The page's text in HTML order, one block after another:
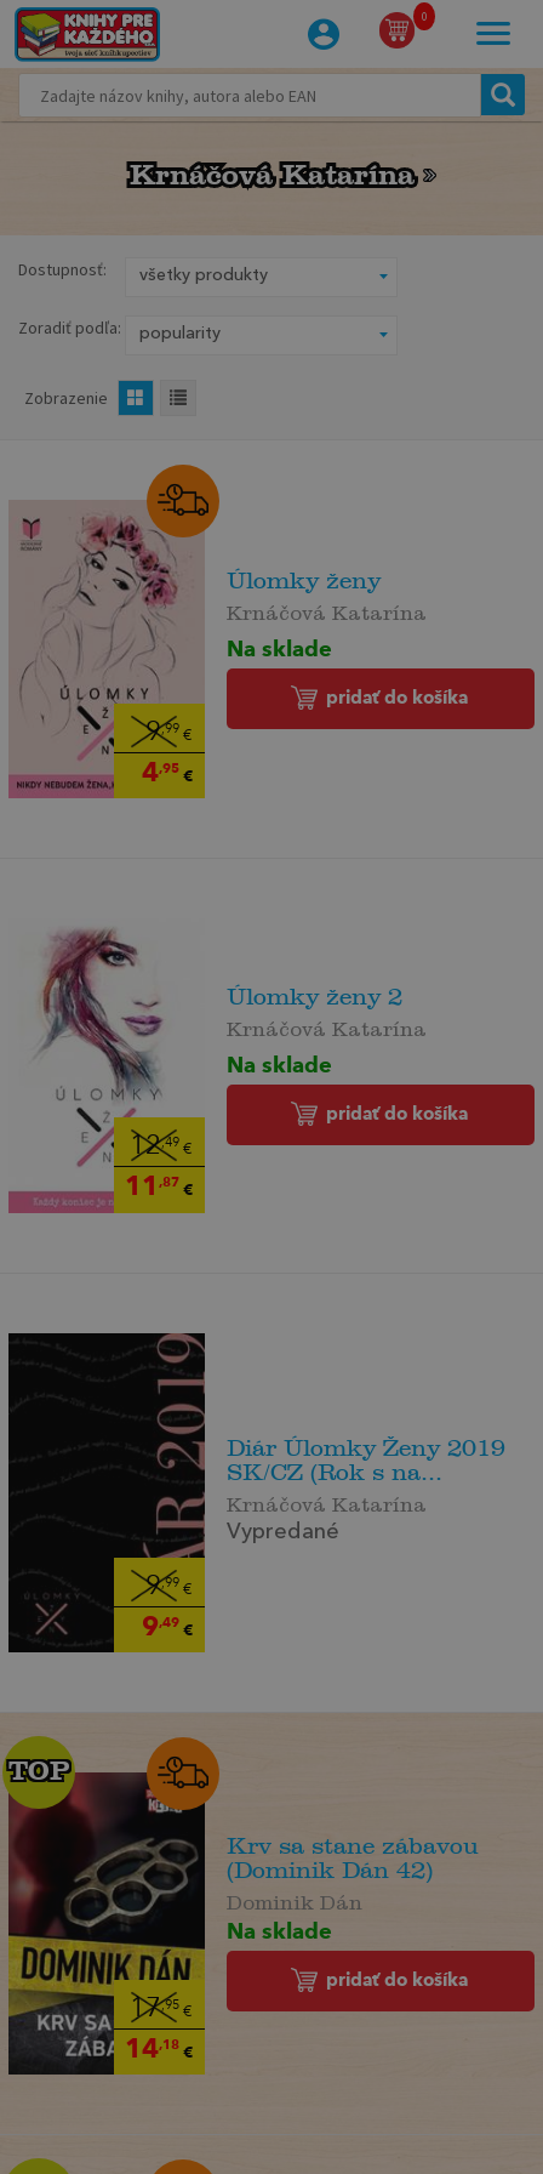
0
Krnáčová Katarína
Krnáčová Katarína
Dostupnosť:
Zoradiť podľa:
Zobrazenie
9,99 €
4,95€
Úlomky ženy
Krnáčová Katarína
Na sklade
pridať do košíka
12,49 €
11 ,87 €
Úlomky ženy 2
Krnáčová Katarína
Na sklade
pridať do košíka
9,99 €
9,49 €
Diár Úlomky Ženy 2019
SK/CZ (Rok s na...
Krnáčová Katarína
Vypredané
17,95€
14,18€
TOP
TOP
Krv sa stane zábavou
(Dominik Dán 42)
Dominik Dán
Na sklade
pridať do košíka